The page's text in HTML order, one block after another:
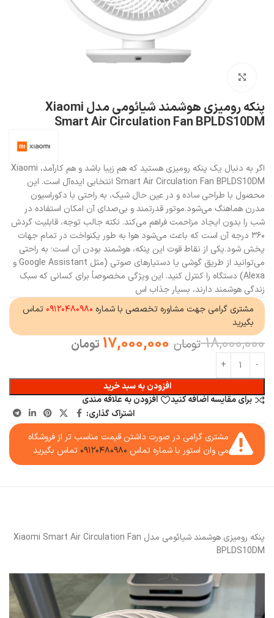
پنکه رومیزی هوشمند شیائومی مدل Xiaomi
Smart Air Circulation Fan BPLDS10DM
اگر به دنبال یک پنکه رومیزی هستید که هم زیبا باشد و هم کارآمد، Xiaomi
Smart Air Circulation Fan BPLDS10DM انتخابی ایده‌آل است. این
محصول با طراحی ساده و در عین حال شیک، به راحتی با دکوراسیون
مدرن هماهنگ می‌شود.موتور قدرتمند و بی‌صدای آن امکان استفاده در
شب را بدون ایجاد مزاحمت فراهم می‌کند. نکته جالب توجه، قابلیت گردش
۳۶۰ درجه آن است که باعث می‌شود هوا به طور یکنواخت در تمام جهات
پخش شود.یکی از نقاط قوت این پنکه، هوشمند بودن آن است؛ به راحتی
می‌توانید از طریق گوشی یا دستیارهای صوتی (مثل Google Assistant و
Alexa) دستگاه را کنترل کنید. این ویژگی مخصوصاً برای کسانی که سبک
زندگی هوشمند دارند، بسیار جذاب اس
مشتری گرامی جهت مشاوره تخصصی با شماره ۰۹۱۲۰۴۸۰۹۸۰ تماس
بگیرید
18,000,000 تومان 17,000,000 تومان
افزودن به سبد خرید
برای مقایسه اضافه کنید
افزودن به علاقه مندی
اشتراک گذاری:
مشتری گرامی در صورت داشتن قیمت مناسب تر از فروشگاه
می وان استور با شماره تماس ۰۹۱۲۰۴۸۰۹۸۰ تماس بگیرید
پنکه رومیزی هوشمند شیائومی مدل Xiaomi Smart Air Circulation Fan
BPLDS10DM